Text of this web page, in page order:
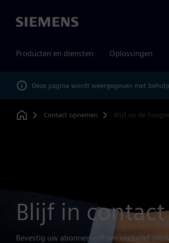
Siemens
Producten en diensten Oplossingen
Deze pagina wordt weergegeven met
Home
Contact opnemen Blijf op de hoogte
Blijf in
Bevestig uw abonnement om exclusief